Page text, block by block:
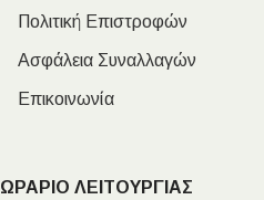
Πολιτική Επιστροφών
Ασφάλεια Συναλλαγών
Επικοινωνία
ΩΡΑΡΙΟ ΛΕΙΤΟΥΡΓΙΑΣ